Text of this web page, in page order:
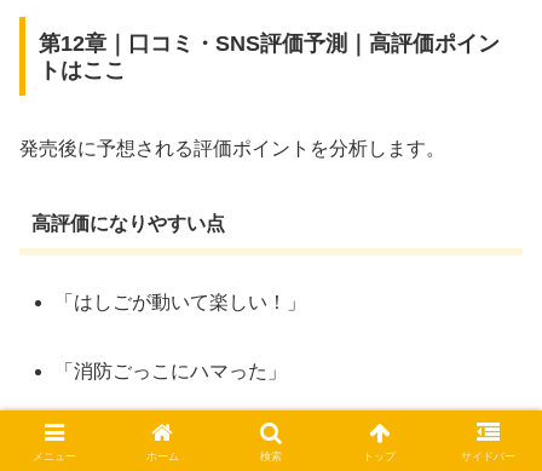
第12章｜口コミ・SNS評価予測｜高評価ポイン
トはここ
発売後に予想される評価ポイントを分析します。
高評価になりやすい点
「はしごが動いて楽しい！」
「消防ごっこにハマった」
「大きすぎなくてちょうどいい」
メニュー ホーム 検索 トップ サイドバー